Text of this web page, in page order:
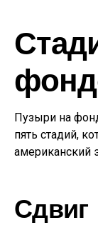
Пузыри на
пять стадий,
американский
Сдвиг